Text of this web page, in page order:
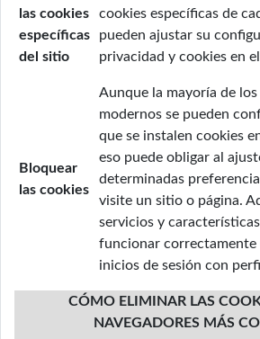
las cookies
específicas
del sitio
cookies específicas de
pueden ajustar su
privacidad y cookies en
Bloquear
las cookies
Aunque la mayoría de los
modernos se pueden
que se instalen cookies
eso puede obligar al
determinadas
visite un sitio o página.
servicios y
funcionar correctamente
inicios de sesión con
CÓMO ELIMINAR LAS
NAVEGADORES MÁS